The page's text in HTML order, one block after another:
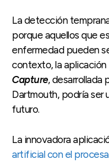
La detección
porque aquellos que
enfermedad pueden
contexto, la
Capture, desarrollada
Dartmouth, podría ser
futuro.
La innovadora
artificial con el